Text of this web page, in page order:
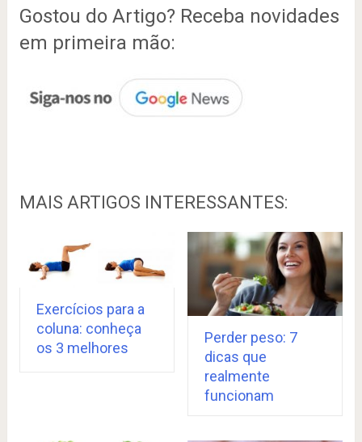
Gostou do Artigo? Receba novidades
em primeira mão:
MAIS ARTIGOS INTERESSANTES:
Exercícios para a
coluna: conheça
os 3 melhores
Perder peso: 7
dicas que
realmente
funcionam